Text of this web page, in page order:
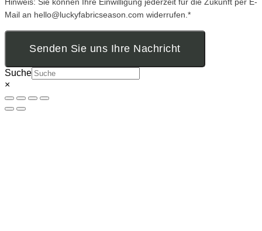
Hinweis: Sie können Ihre Einwilligung jederzeit für die Zukunft per E-
Mail an hello@luckyfabricseason.com widerrufen.*
Senden Sie uns Ihre Nachricht
Suche
×